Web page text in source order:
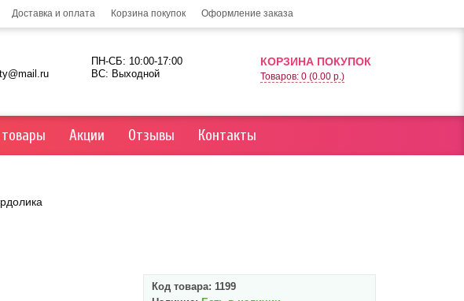
Доставка и оплата Корзина покупок Оформление заказа
ПН-СБ: 10:00-17:00
ВС: Выходной
КОРЗИНА ПОКУПОК
Товаров: 0 (0.00 р.)
Акции Отзывы Контакты
Код товара: 1199